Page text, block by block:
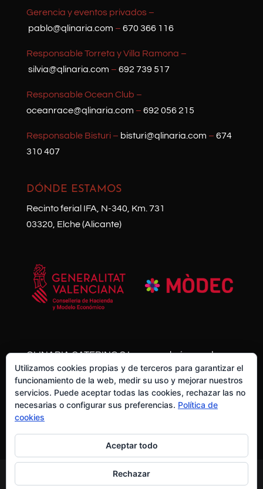
Gerencia y eventos privados –
pablo@qlinaria.com – 670 366 116
Responsable Torreta y Villa Ramona –
silvia@qlinaria.com – 692 739 517
Responsable Ocean Club –
oceanrace@qlinaria.com – 692 056 215
Responsable Bisturi – bisturi@qlinaria.com – 674
310 407
DÓNDE ESTAMOS
Recinto ferial IFA, N-340, Km. 731
03320, Elche (Alicante)
QLINARIA CATERING S.L. posee el número de
expediente HISOLV/2021/11013/03 y se ha
acogido al Plan Resistir Plus de la Generalitat
Valenciana con una ayuda de mas de 10.000€
Utilizamos cookies propias y de terceros para garantizar el
funcionamiento de la web, medir su uso y mejorar nuestros
servicios. Puede aceptar todas las cookies, rechazar las no
necesarias o configurar sus preferencias. Política de
cookies
Aceptar todo
Rechazar